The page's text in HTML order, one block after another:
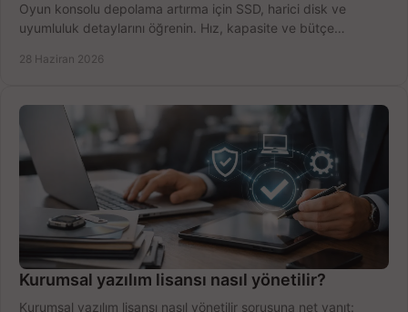
Oyun konsolu depolama artırma için SSD, harici disk ve
uyumluluk detaylarını öğrenin. Hız, kapasite ve bütçe
28 Haziran 2026
Kurumsal yazılım lisansı nasıl yönetilir?
Kurumsal yazılım lisansı nasıl yönetilir sorusuna net yanıt: